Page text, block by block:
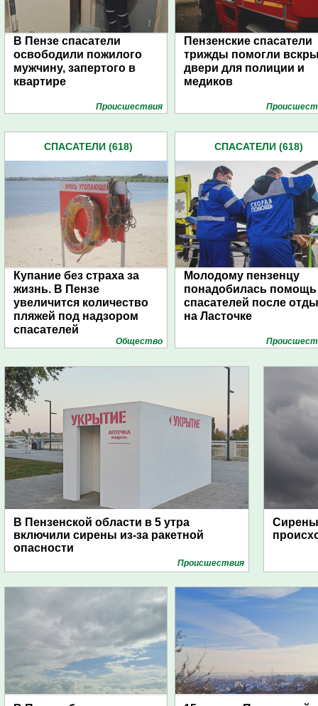
В Пензе спасатели
освободили пожилого
мужчину, запертого в
квартире
Проиcшествия
Пензенские спасатели
трижды помогли
двери для полиции и
медиков
СПАСАТЕЛИ (618)
Купание без страха за
жизнь. В Пензе
увеличится количество
пляжей под надзором
спасателей
Общество
СПАСАТЕЛИ (618)
Молодому пензенцу
понадобилась помощь
спасателей после
на Ласточке
В Пензенской области в 5 утра
включили сирены из-за ракетной
опасности
Проиcшествия
Сирены